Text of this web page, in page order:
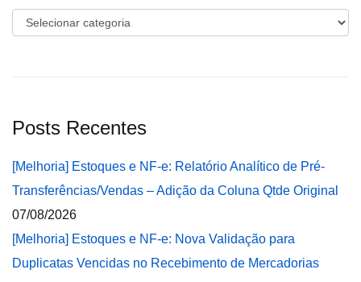
Categorias
Posts Recentes
[Melhoria] Estoques e NF-e: Relatório Analítico de Pré-
Transferências/Vendas – Adição da Coluna Qtde Original
07/08/2026
[Melhoria] Estoques e NF-e: Nova Validação para
Duplicatas Vencidas no Recebimento de Mercadorias